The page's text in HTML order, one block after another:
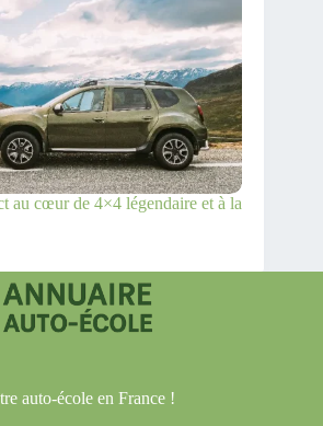
au cœur de 4×4 légendaire et à la
auto-école en France !